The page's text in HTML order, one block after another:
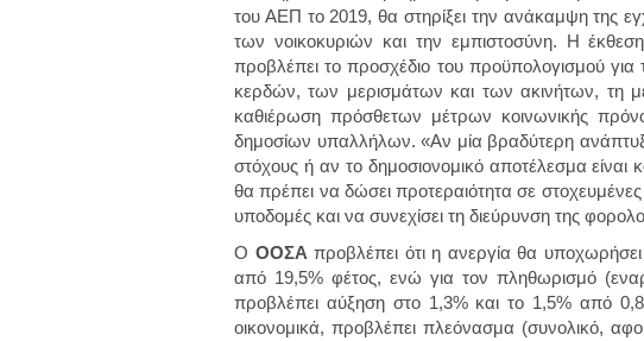
του ΑΕΠ το 2019, θα στηρίξει την ανάκαμψη της
των νοικοκυριών και την εμπιστοσύνη. Η
προβλέπει το προσχέδιο του προϋπολογισμού για
κερδών, των μερισμάτων και των ακινήτων, τη
καθιέρωση πρόσθετων μέτρων κοινωνικής
δημοσίων υπαλλήλων. «Αν μία βραδύτερη
στόχους ή αν το δημοσιονομικό αποτέλεσμα
θα πρέπει να δώσει προτεραιότητα σε στοχευμένες
υποδομές και να συνεχίσει τη διεύρυνση της
O ΟΟΣΑ προβλέπει ότι η ανεργία θα
από 19,5% φέτος, ενώ για τον πληθωρισμό
προβλέπει αύξηση στο 1,3% και το 1,5% από
οικονομικά, προβλέπει πλεόνασμα (συνολικό,